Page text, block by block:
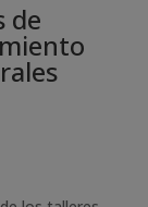
de